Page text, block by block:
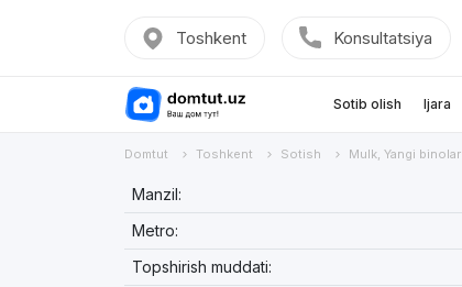
Toshkent Konsultatsiya
Sotib olish Ijara
Domtut Toshkent Sotish Mulk, Yangi binolar
Manzil:
Metro:
Topshirish muddati: